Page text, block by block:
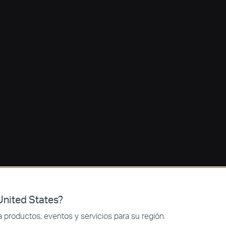
States?
productos, eventos y servicios para su región.